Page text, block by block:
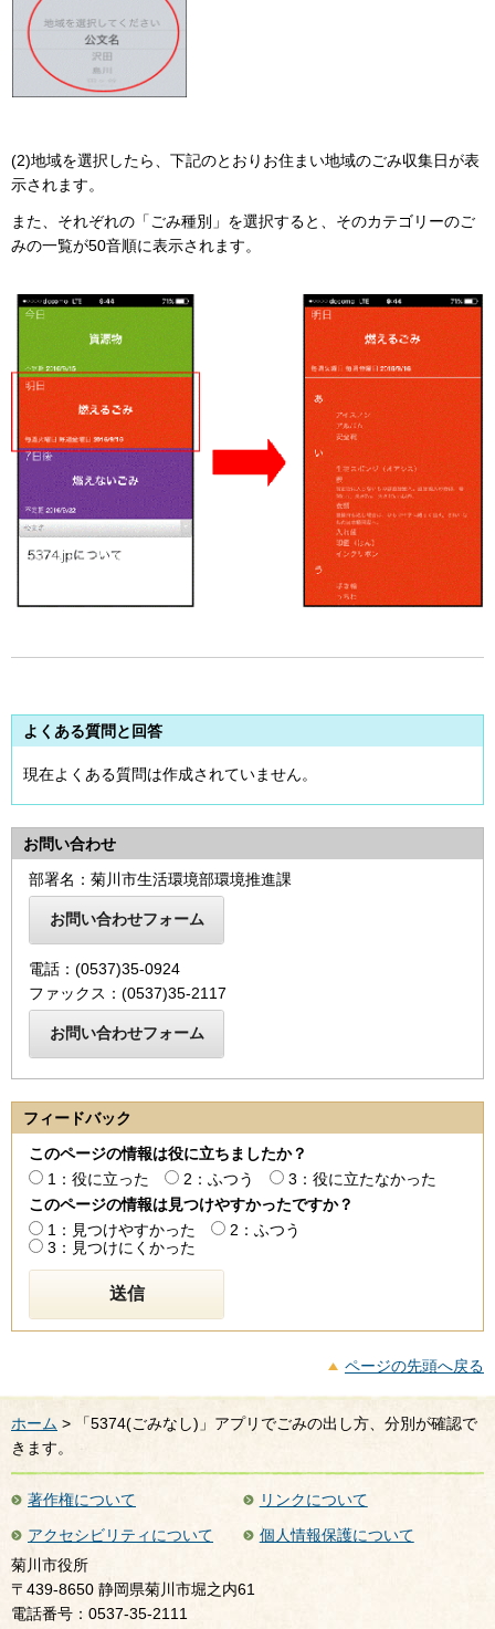
(2)地域を選択したら、下記のとおりお住まい地域のごみ収集日が表
示されます。
また、それぞれの「ごみ種別」を選択すると、そのカテゴリーのご
みの一覧が50音順に表示されます。
よくある質問と回答
現在よくある質問は作成されていません。
お問い合わせ
部署名：菊川市生活環境部環境推進課
電話：(0537)35-0924
ファックス：(0537)35-2117
フィードバック
このページの情報は役に立ちましたか？
1：役に立った
2：ふつう
3：役に立たなかった
このページの情報は見つけやすかったですか？
1：見つけやすかった
2：ふつう
3：見つけにくかった
ページの先頭へ戻る
ホーム > 「5374(ごみなし)」アプリでごみの出し方、分別が確認で
きます。
著作権について
リンクについて
アクセシビリティについて
個人情報保護について
菊川市役所
〒439-8650 静岡県菊川市堀之内61
電話番号：0537-35-2111